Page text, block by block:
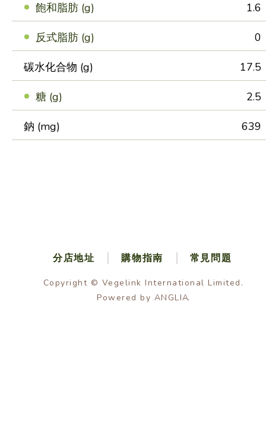
飽和脂肪 (g) 1.6
反式脂肪 (g) 0
碳水化合物 (g) 17.5
糖 (g) 2.5
鈉 (mg) 639
分店地址 購物指南 常見問題
Copyright © Vegelink International Limited.
Powered by ANGLIA.